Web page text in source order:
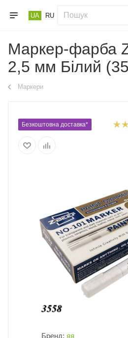
UA RU
Маркер-фарба
2,5 мм Білий
Маркери
Безкоштовна доставка*
Бренд: яя